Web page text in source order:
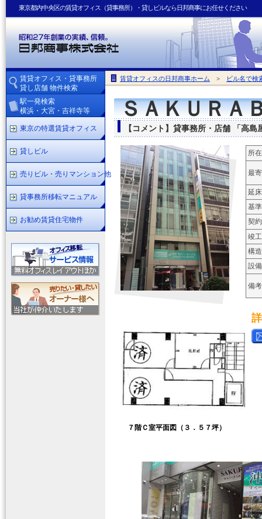
東京都内中央区の賃貸オフィス（貸事務所）・貸しビルなら日邦商事にお任せください
賃貸オフィスの日邦商事ホーム > ビル名で検
ＳＡＫＵＲＡ
【コメント】貸事務所・店舗 「高
７階Ｃ室平面図（３．５７坪）
所
最
延床
基
契
竣工
構
設備
備考
賃貸オフィス・貸事務所
貸し店舗 物件検索
駅一発検索
横浜・大宮・吉祥寺等
東京の特選賃貸オフィス
貸しビル
売りビル・売りマンション他
貸事務所移転マニュアル
お勧め賃貸住宅物件